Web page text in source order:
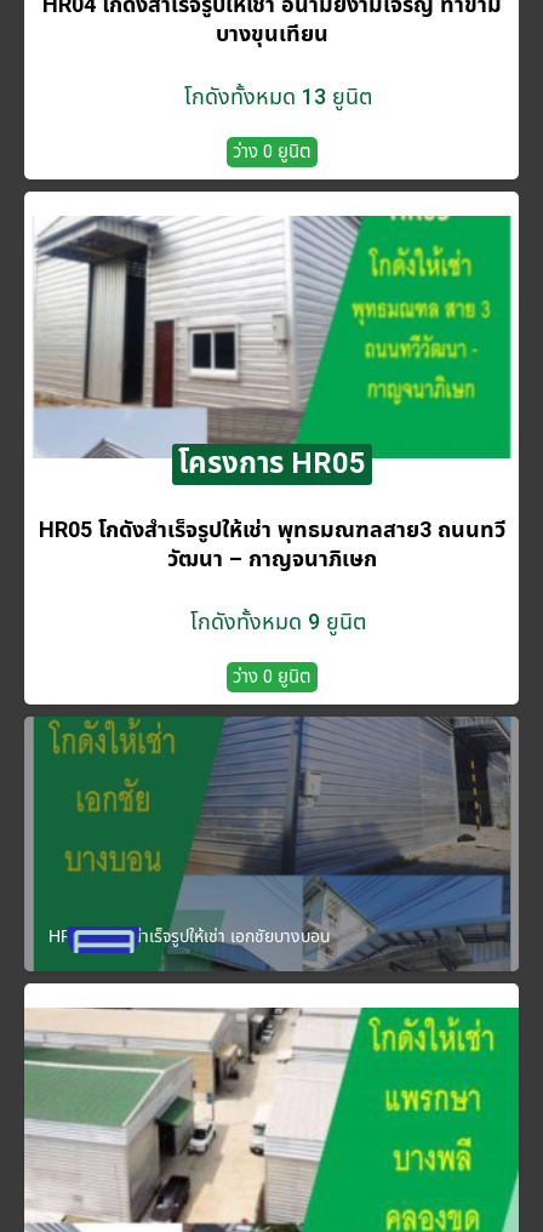
บางขุนเทียน
โกดังทั้งหมด 13 ยูนิต
ว่าง 0 ยูนิต
โครงการ HR05
HR05 โกดังสำเร็จรูปให้เช่า พุทธมณฑลสาย3 ถนนทวี
วัฒนา – กาญจนาภิเษก
โกดังทั้งหมด 9 ยูนิต
ว่าง 0 ยูนิต
HR06 โกดังสำเร็จรูปให้เช่า เอกชัยบางบอน